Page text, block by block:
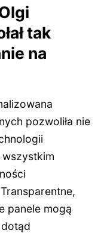
tak
na
pozwoliła nie
panele mogą